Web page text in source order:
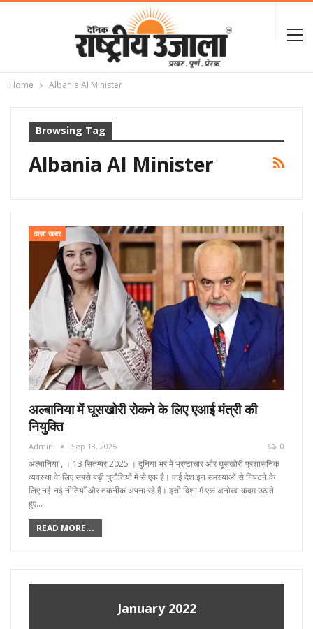
Home Albania AI Minister
Browsing Tag
Albania AI Minister
ताज़ा खबर
अल्बानिया में घूसखोरी रोकने के लिए एआई मंत्री की
नियुक्ति
Admin Sep 13, 2025 0
अल्बानिया , । 13 सितम्बर 2025 । दुनिया भर में भ्रष्टाचार और घूसखोरी प्रशासनिक
व्यवस्था के लिए सबसे बड़ी चुनौतियों में से एक है। कई देश इन समस्याओं से निपटने के
लिए नई-नई नीतियाँ और तकनीक अपना रहे हैं। इसी दिशा में एक अनोखा कदम उठाते
हुए…
READ MORE...
January 2022